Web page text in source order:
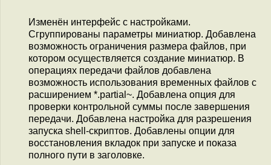
Изменён интерфейс с настройками.
Сгруппированы параметры миниатюр. Добавлена
возможность ограничения размера файлов, при
котором осуществляется создание миниатюр. В
операциях передачи файлов добавлена
возможность использования временных файлов с
расширением *.partial~. Добавлена опция для
проверки контрольной суммы после завершения
передачи. Добавлена настройка для разрешения
запуска shell-скриптов. Добавлены опции для
восстановления вкладок при запуске и показа
полного пути в заголовке.